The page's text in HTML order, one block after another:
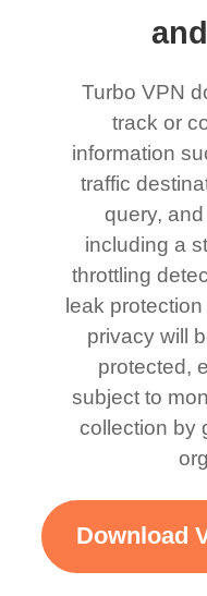
Turbo VPN
track or
information
traffic
query,
including a
throttling
leak
privacy will
protected,
subject to
collection by
Download